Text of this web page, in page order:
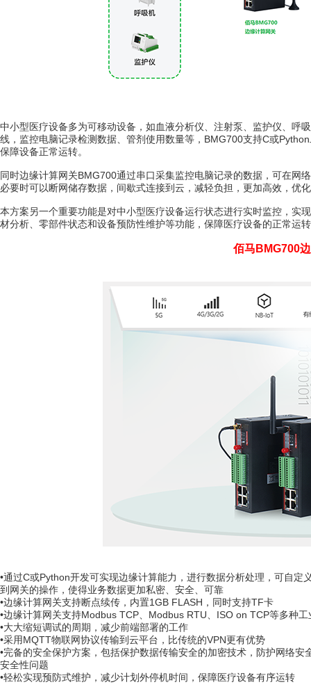
中小型医疗设备多为可移动设备，如血液分析仪、注射泵、监护仪、呼
线，监控电脑记录检测数据、管剂使用数量等，BMG700支持C或
保障设备正常运转。
同时边缘计算网关BMG700通过串口采集监控电脑记录的数据，可在网
必要时可以断网储存数据，间歇式连接到云，减轻负担，更加高效，优
本方案另一个重要功能是对中小型医疗设备运行状态进行实时监控，实
材分析、零部件状态和设备预防性维护等功能，保障医疗设备的正常运
佰马BMG700
•通过C或Python开发可实现边缘计算能力，进行数据分析处理，可自
到网关的操作，使得业务数据更加私密、安全、可靠
•边缘计算网关支持断点续传，内置1GB FLASH，同时支持TF卡
•边缘计算网关支持Modbus TCP、Modbus RTU、ISO on TCP等多种工
•大大缩短调试的周期，减少前端部署的工作
•采用MQTT物联网协议传输到云平台，比传统的VPN更有优势
•完备的安全保护方案，包括保护数据传输安全的加密技术，防护网络
安全性问题
•轻松实现预防式维护，减少计划外停机时间，保障医疗设备有序运转